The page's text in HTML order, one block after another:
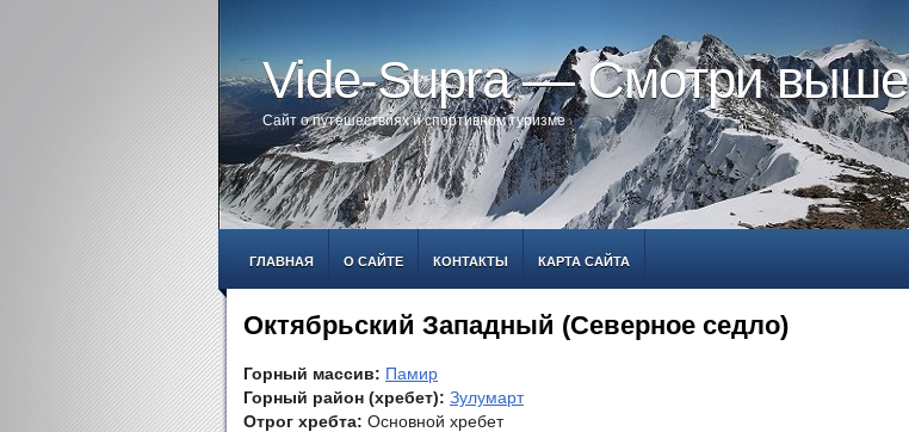
Vide-Supra — Смотри выше
Сайт о путешествиях и спортивном туризме
ГЛАВНАЯ О САЙТЕ КОНТАКТЫ КАРТА САЙТА
Октябрьский Западный (Северное седло)
Горный массив: Памир
Горный район (хребет): Зулумарт
Отрог хребта: Основной хребет